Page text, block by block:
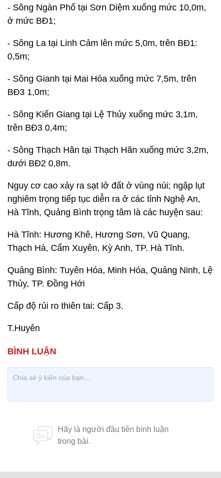
- Sông Ngàn Phố tại Sơn Diệm xuống mức 10,0m,
ở mức BĐ1;
- Sông La tại Linh Cảm lên mức 5,0m, trên BĐ1:
0,5m;
- Sông Gianh tại Mai Hóa xuống mức 7,5m, trên
BĐ3 1,0m;
- Sông Kiến Giang tại Lệ Thủy xuống mức 3,1m,
trên BĐ3 0,4m;
- Sông Thạch Hãn tại Thạch Hãn xuống mức 3,2m,
dưới BĐ2 0,8m.
Nguy cơ cao xảy ra sạt lở đất ở vùng núi; ngập lụt
nghiêm trọng tiếp tục diễn ra ở các tỉnh Nghệ An,
Hà Tĩnh, Quảng Bình trọng tâm là các huyện sau:
Hà Tĩnh: Hương Khê, Hương Sơn, Vũ Quang,
Thạch Hà, Cẩm Xuyên, Kỳ Anh, TP. Hà Tĩnh.
Quảng Bình: Tuyên Hóa, Minh Hóa, Quảng Ninh, Lệ
Thủy, TP. Đồng Hới
Cấp độ rủi ro thiên tai: Cấp 3.
T.Huyên